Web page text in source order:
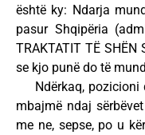
është ky: Ndarja
pasur Shqipëria
TRAKTATIT TË
se kjo punë do të
Ndërkaq, pozicioni
mbajmë ndaj
me ne, sepse, po u